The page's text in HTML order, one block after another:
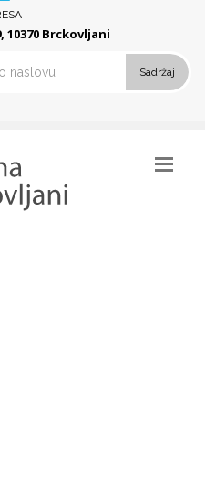
10370 Brckovljani
Sadržaj